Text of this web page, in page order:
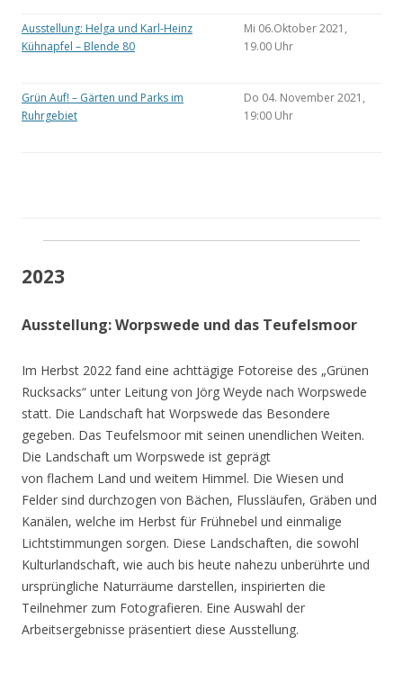
Ausstellung: Helga und Karl-Heinz
Kühnapfel – Blende 80
Mi 06.Oktober 2021,
19.00 Uhr
Grün Auf! – Gärten und Parks im
Ruhrgebiet
Do 04. November 2021,
19:00 Uhr
2023
Ausstellung: Worpswede und das Teufelsmoor
Im Herbst 2022 fand eine achttägige Fotoreise des „Grünen
Rucksacks“ unter Leitung von Jörg Weyde nach Worpswede
statt. Die Landschaft hat Worpswede das Besondere
gegeben. Das Teufelsmoor mit seinen unendlichen Weiten.
Die Landschaft um Worpswede ist geprägt
von flachem Land und weitem Himmel. Die Wiesen und
Felder sind durchzogen von Bächen, Flussläufen, Gräben und
Kanälen, welche im Herbst für Frühnebel und einmalige
Lichtstimmungen sorgen. Diese Landschaften, die sowohl
Kulturlandschaft, wie auch bis heute nahezu unberührte und
ursprüngliche Naturräume darstellen, inspirierten die
Teilnehmer zum Fotografieren. Eine Auswahl der
Arbeitsergebnisse präsentiert diese Ausstellung.